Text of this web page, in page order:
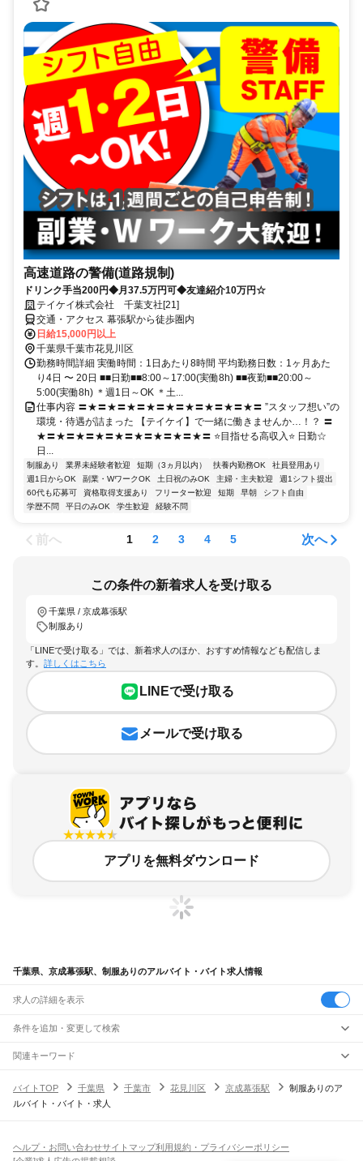
高速道路の警備(道路規制)
ドリンク手当200円◆月37.5万円可◆友達紹介10万円☆
テイケイ株式会社 千葉支社[21]
交通・アクセス 幕張駅から徒歩圏内
日給15,000円以上
千葉県千葉市花見川区
勤務時間詳細 実働時間：1日あたり8時間 平均勤務日数：1ヶ月あた
り4日 〜 20日 ■■日勤■■8:00～17:00(実働8h) ■■夜勤■■20:00～
5:00(実働8h) ＊週1日～OK ＊土...
仕事内容 〓★〓★〓★〓★〓★〓★〓★〓★〓★〓 ”スタッフ想い”の
環境・待遇が詰まった 【テイケイ】で一緒に働きませんか…！？ 〓
★〓★〓★〓★〓★〓★〓★〓★〓★〓 ⭐目指せる高収入⭐ 日勤☆
日...
制服あり 業界未経験者歓迎 短期（3ヵ月以内） 扶養内勤務OK
社員登用あり
週1日からOK
副業・WワークOK 土日祝のみOK 主婦・主夫歓迎
週1シフト提出
60代も応募可
資格取得支援あり フリーター歓迎 短期 早朝
シフト自由
学歴不問
平日のみOK 学生歓迎 経験不問
前へ 1 2 3 4 5 次へ
この条件の新着求人を受け取る
千葉県 / 京成幕張駅
制服あり
「LINEで受け取る」では、新着求人のほか、おすすめ情報なども配信しま
す。 詳しくはこちら
LINEで受け取る
メールで受け取る
アプリを無料ダウンロード
千葉県、京成幕張駅、制服ありのアルバイト・バイト求人情報
求人の詳細を表示
条件を追加・変更して検索
市区町村を追加・変更
千葉県すべて
千葉市すべて
旭市習志野市柏市勝浦市市原市流山市八千代市我孫子市鴨川市鎌ケ谷市
駅を追加・変更
JR中央・総武線
職種を追加・変更
飲食・フードサービスすべて
ホールスタッフキッチンスタッフ
人気
関連キーワード
バイトTOP
千葉県 千葉市 花見川区 京成幕張駅
制服ありのア
ルバイト・バイト・求人
ヘルプ・お問い合わせサイトマップ利用規約・プライバシーポリシー